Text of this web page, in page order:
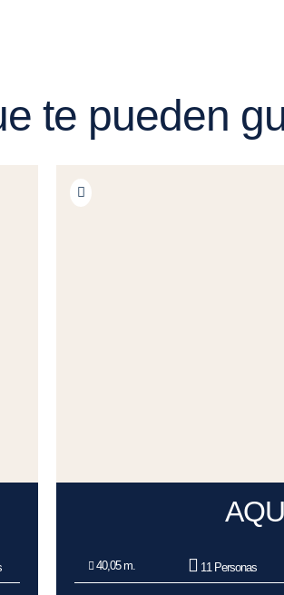
te pueden
40,05 m. 11 Personas